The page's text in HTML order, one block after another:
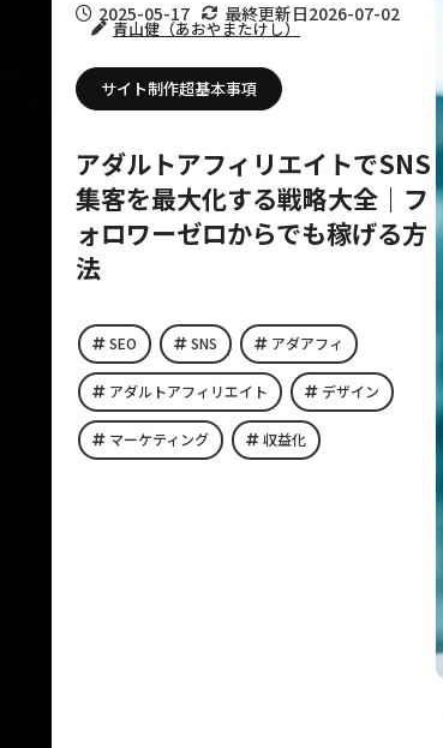
2025-05-17 最終更新日2026-07-02
青山健（あおやまたけし）
サイト制作超基本事項
アダルトアフィリエイトでSNS
集客を最大化する戦略大全｜フ
ォロワーゼロからでも稼げる方
法
SEO SNS アダアフィ
アダルトアフィリエイト デザイン
マーケティング 収益化